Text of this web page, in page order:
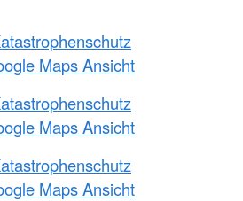
Maps Ansicht
Maps Ansicht
Maps Ansicht